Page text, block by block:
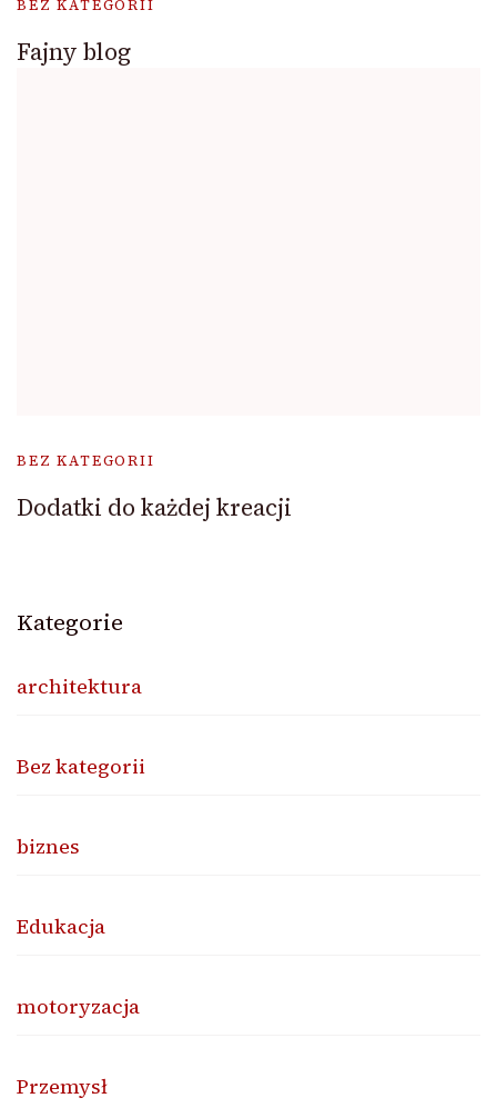
BEZ KATEGORII
Fajny blog
BEZ KATEGORII
Dodatki do każdej kreacji
Kategorie
architektura
Bez kategorii
biznes
Edukacja
motoryzacja
Przemysł